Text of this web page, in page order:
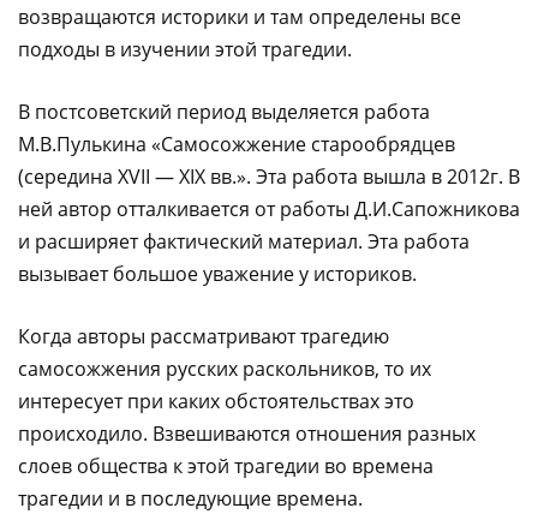
возвращаются историки и там определены все
подходы в изучении этой трагедии.
В постсоветский период выделяется работа
М.В.Пулькина «Самосожжение старообрядцев
(середина XVII — XIX вв.». Эта работа вышла в 2012г. В
ней автор отталкивается от работы Д.И.Сапожникова
и расширяет фактический материал. Эта работа
вызывает большое уважение у историков.
Когда авторы рассматривают трагедию
самосожжения русских раскольников, то их
интересует при каких обстоятельствах это
происходило. Взвешиваются отношения разных
слоев общества к этой трагедии во времена
трагедии и в последующие времена.